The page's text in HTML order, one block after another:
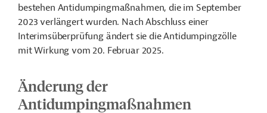
bestehen Antidumpingmaßnahmen, die im September
2023 verlängert wurden. Nach Abschluss einer
Interimsüberprüfung ändert sie die Antidumpingzölle
mit Wirkung vom 20. Februar 2025.
Änderung der
Antidumpingmaßnahmen